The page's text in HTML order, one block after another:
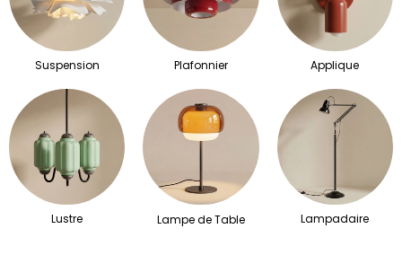
Suspension Plafonnier Applique
Lustre Lampe de Table Lampadaire